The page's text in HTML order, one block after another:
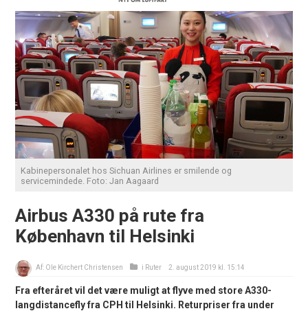
Kabinepersonalet hos Sichuan Airlines er smilende og
servicemindede. Foto: Jan Aagaard
Airbus A330 på rute fra
København til Helsinki
Af: Ole Kirchert Christensen i Ruter 2. august 2019 kl. 15:14
Fra efteråret vil det være muligt at flyve med store A330-
langdistancefly fra CPH til Helsinki. Returpriser fra under